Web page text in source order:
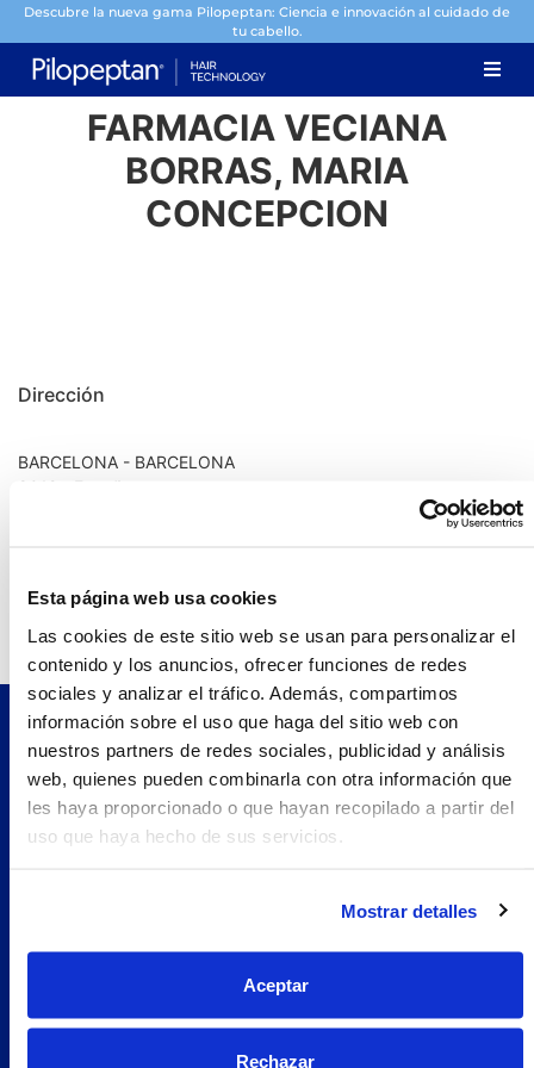
Esta página web usa cookies
Las cookies de este sitio web se usan para personalizar el
contenido y los anuncios, ofrecer funciones de redes
sociales y analizar el tráfico. Además, compartimos
información sobre el uso que haga del sitio web con
nuestros partners de redes sociales, publicidad y análisis
web, quienes pueden combinarla con otra información que
les haya proporcionado o que hayan recopilado a partir del
uso que haya hecho de sus servicios.
Mostrar detalles
Aceptar
Rechazar
Descubre la nueva gama Pilopeptan: Ciencia e innovación al cuidado de
tu cabello.
FARMACIA VECIANA
BORRAS, MARIA
CONCEPCION
Dirección
BARCELONA - BARCELONA
8012 - España
Teléfono: 932183449.0
Pilopeptan es una marca de Laboratorio Genové.
Avenida Carrilet 293-297, 08907.
Hospitalet de Llobregat, Barcelona (España)
Navegación
Encuentra tu farmacia